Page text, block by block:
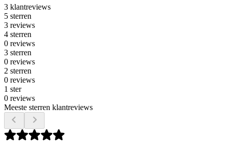
3 klantreviews
5 sterren
3 reviews
4 sterren
0 reviews
3 sterren
0 reviews
2 sterren
0 reviews
1 ster
0 reviews
Meeste sterren klantreviews